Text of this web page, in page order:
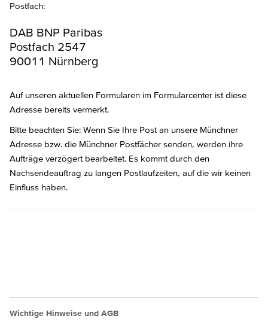
Postfach:
DAB BNP Paribas
Postfach 2547
90011 Nürnberg
Auf unseren aktuellen Formularen im Formularcenter ist diese
Adresse bereits vermerkt.
Bitte beachten Sie: Wenn Sie Ihre Post an unsere Münchner
Adresse bzw. die Münchner Postfächer senden, werden ihre
Aufträge verzögert bearbeitet. Es kommt durch den
Nachsendeauftrag zu langen Postlaufzeiten, auf die wir keinen
Einfluss haben.
Wichtige Hinweise und AGB